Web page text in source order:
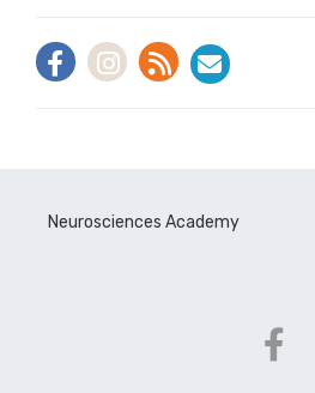
Neurosciences Academy